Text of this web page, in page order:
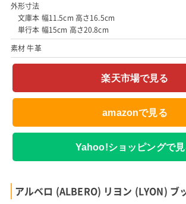
外形寸法
文庫本 幅11.5cm 高さ16.5cm
単行本 幅15cm 高さ20.8cm
素材 牛革
楽天市場で見る
amazonで見る
Yahoo!ショッピングで見
アルベロ (ALBERO) リヨン (LYON) ブ